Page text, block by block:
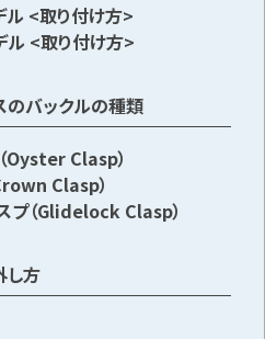
<取り付け方>
<取り付け方>
のバックルの種類
Oyster Clasp）
Clasp）
プ（Glidelock Clasp）
し方